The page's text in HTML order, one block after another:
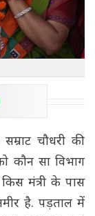
चौधरी की
कौन सा विभाग
मंत्री के पास
है. पड़ताल में